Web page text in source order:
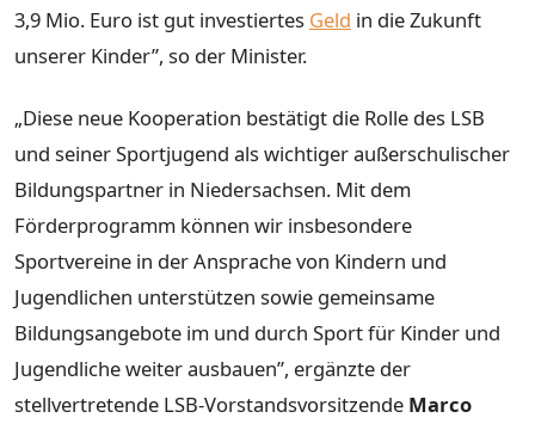
3,9 Mio. Euro ist gut investiertes Geld in die Zukunft
unserer Kinder”, so der Minister.
„Diese neue Kooperation bestätigt die Rolle des LSB
und seiner Sportjugend als wichtiger außerschulischer
Bildungspartner in Niedersachsen. Mit dem
Förderprogramm können wir insbesondere
Sportvereine in der Ansprache von Kindern und
Jugendlichen unterstützen sowie gemeinsame
Bildungsangebote im und durch Sport für Kinder und
Jugendliche weiter ausbauen”, ergänzte der
stellvertretende LSB-Vorstandsvorsitzende Marco